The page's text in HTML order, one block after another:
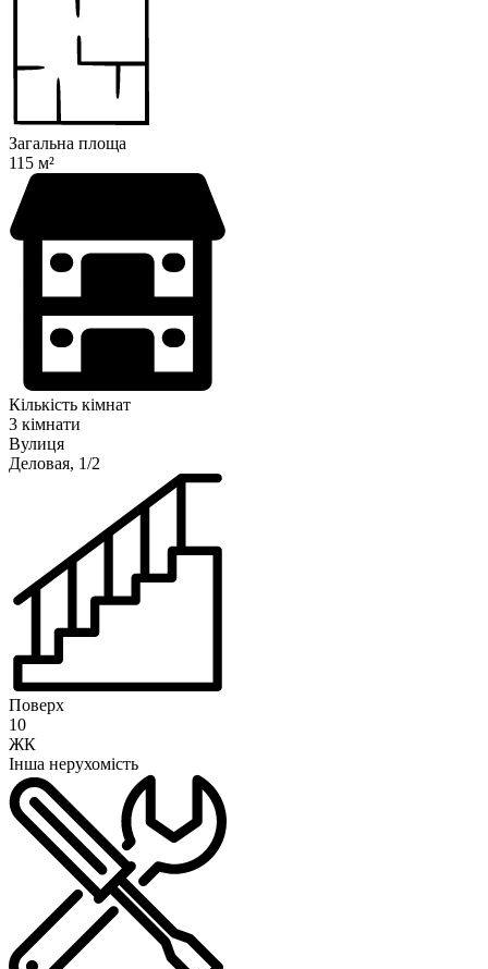
Загальна площа
115 м²
Кількість кімнат
3 кімнати
Вулиця
Деловая, 1/2
Поверх
10
ЖК
Інша нерухомість